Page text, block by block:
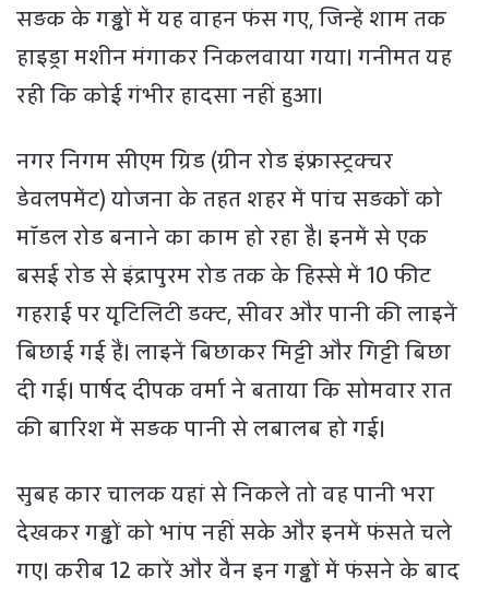
सड़क के गड्ढों में यह वाहन फंस गए, जिन्हें शाम तक
हाइड्रा मशीन मंगाकर निकलवाया गया। गनीमत यह
रही कि कोई गंभीर हादसा नहीं हुआ।
नगर निगम सीएम ग्रिड (ग्रीन रोड इंफ्रास्ट्रक्चर
डेवलपमेंट) योजना के तहत शहर में पांच सड़कों को
मॉडल रोड बनाने का काम हो रहा है। इनमें से एक
बसई रोड से इंद्रापुरम रोड तक के हिस्से में 10 फीट
गहराई पर यूटिलिटी डक्ट, सीवर और पानी की लाइनें
बिछाई गई हैं। लाइनें बिछाकर मिट्टी और गिट्टी बिछा
दी गई। पार्षद दीपक वर्मा ने बताया कि सोमवार रात
की बारिश में सड़क पानी से लबालब हो गई।
सुबह कार चालक यहां से निकले तो वह पानी भरा
देखकर गड्ढों को भांप नहीं सके और इनमें फंसते चले
गए। करीब 12 कारें और वैन इन गड्ढों में फंसने के बाद